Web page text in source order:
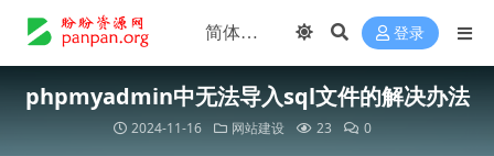
登录
phpmyadmin中无法导入sql文件的解决办法
2024-11-16 网站建设 23 0